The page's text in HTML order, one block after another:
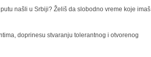
našli u Srbiji? Želiš da slobodno vreme koje imaš
doprinesu stvaranju tolerantnog i otvorenog